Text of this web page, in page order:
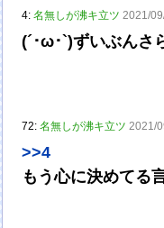
4:名無しが沸キ立ツ 2021/
(´･ω･`)ずいぶんさ
72:名無しが沸キ立ツ 2021/
>>4
もう心に決めてる